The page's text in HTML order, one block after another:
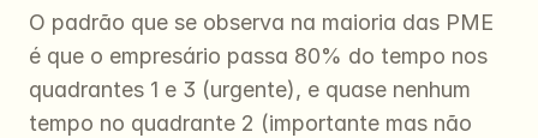
O padrão que se observa na maioria das PME
é que o empresário passa 80% do tempo nos
quadrantes 1 e 3 (urgente), e quase nenhum
tempo no quadrante 2 (importante mas não